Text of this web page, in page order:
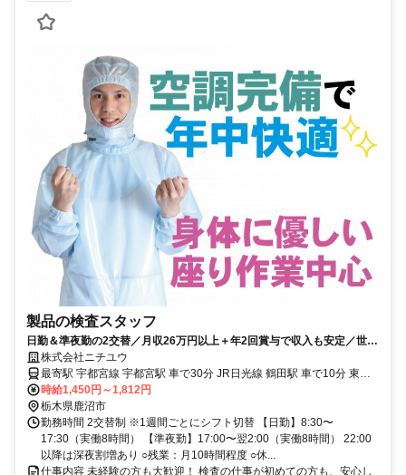
製品の検査スタッフ
日勤＆準夜勤の2交替／月収26万円以上＋年2回賞与で収入も安定／世界
最先端の技術に触れながら働けます
株式会社ニチユウ
最寄駅 宇都宮線 宇都宮駅 車で30分 JR日光線 鶴田駅 車で10分 東武
宇都宮線 西川田駅 車で10分
時給1,450円～1,812円
栃木県鹿沼市
勤務時間 2交替制 ※1週間ごとにシフト切替 【日勤】8:30〜
17:30（実働8時間） 【準夜勤】17:00〜翌2:00（実働8時間） 22:00
以降は深夜割増あり ○残業：月10時間程度 ○休...
仕事内容 未経験の方も大歓迎！ 検査の仕事が初めての方も、安心し